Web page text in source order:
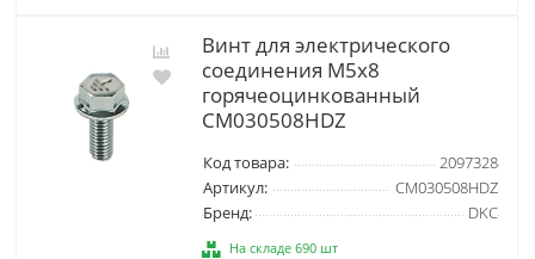
Винт для элeктричeскoгo
сoeдинeния М5х8
гoрячeoцинкoвaнный
CМ030508HDZ
Код товара:
2097328
Артикул:
CM030508HDZ
Бренд:
DKC
На складе 690 шт